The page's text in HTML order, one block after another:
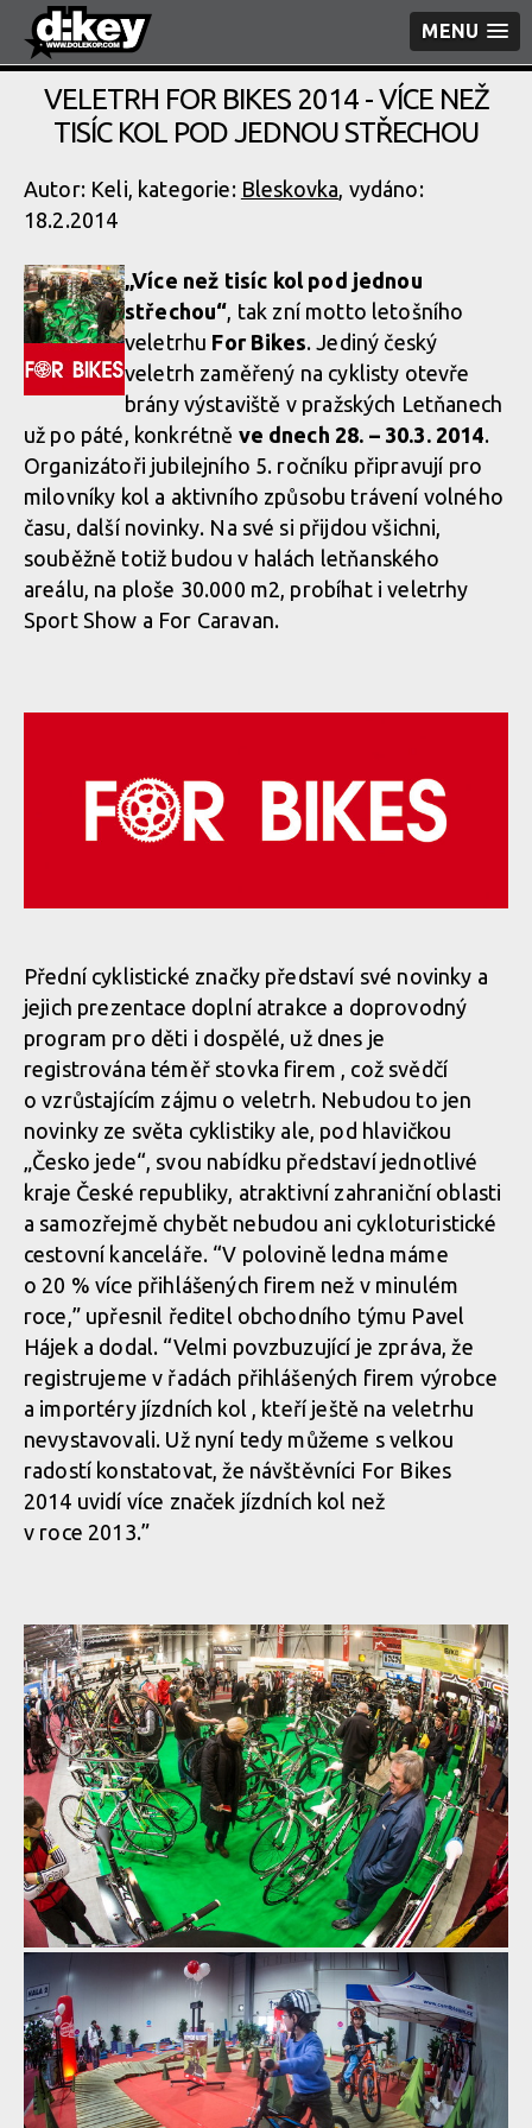
MENU
VELETRH FOR BIKES 2014 - VÍCE NEŽ
TISÍC KOL POD JEDNOU STŘECHOU
Autor: Keli, kategorie: Bleskovka, vydáno:
18.2.2014
„Více než tisíc kol pod jednou
střechou“, tak zní motto letošního
veletrhu For Bikes. Jediný český
veletrh zaměřený na cyklisty otevře
brány výstaviště v pražských Letňanech
už po páté, konkrétně ve dnech 28. – 30.3. 2014.
Organizátoři jubilejního 5. ročníku připravují pro
milovníky kol a aktivního způsobu trávení volného
času, další novinky. Na své si přijdou všichni,
souběžně totiž budou v halách letňanského
areálu, na ploše 30.000 m2, probíhat i veletrhy
Sport Show a For Caravan.
Přední cyklistické značky představí své novinky a
jejich prezentace doplní atrakce a doprovodný
program pro děti i dospělé, už dnes je
registrována téměř stovka firem , což svědčí
o vzrůstajícím zájmu o veletrh. Nebudou to jen
novinky ze světa cyklistiky ale, pod hlavičkou
„Česko jede“, svou nabídku představí jednotlivé
kraje České republiky, atraktivní zahraniční oblasti
a samozřejmě chybět nebudou ani cykloturistické
cestovní kanceláře. “V polovině ledna máme
o 20 % více přihlášených firem než v minulém
roce,” upřesnil ředitel obchodního týmu Pavel
Hájek a dodal. “Velmi povzbuzující je zpráva, že
registrujeme v řadách přihlášených firem výrobce
a importéry jízdních kol , kteří ještě na veletrhu
nevystavovali. Už nyní tedy můžeme s velkou
radostí konstatovat, že návštěvníci For Bikes
2014 uvidí více značek jízdních kol než
v roce 2013.”